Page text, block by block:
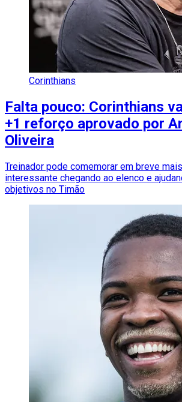
Corinthians
Falta pouco: Corinthians
+1 reforço aprovado por
Oliveira
Treinador pode comemorar em breve
interessante chegando ao elenco e
objetivos no Timão